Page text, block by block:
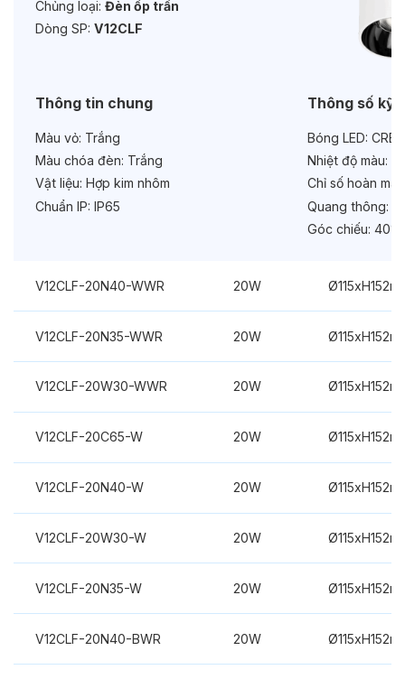
Bảo hành:3 năm
Chủng loại: Đèn ốp trần
Dòng SP: V12CLF
Thông tin chung
Màu vỏ: Trắng
Màu chóa đèn: Trắng
Vật liệu: Hợp kim nhôm
Chuẩn IP: IP65
Thông số kỹ
Bóng LED:
Nhiệt độ màu:
Chỉ số hoàn
Quang thông:
Góc chiếu: 40°
V12CLF-20N40-WWR 20W
V12CLF-20N35-WWR 20W
V12CLF-20W30-WWR 20W
V12CLF-20C65-W 20W
V12CLF-20N40-W 20W
V12CLF-20W30-W 20W
V12CLF-20N35-W 20W
V12CLF-20N40-BWR 20W